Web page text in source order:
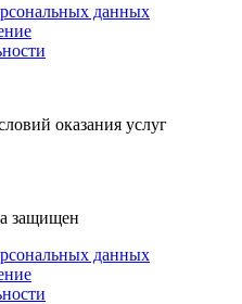
данных
оказания услуг
защищен
данных